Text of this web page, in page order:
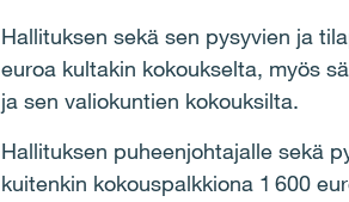
Hallituksen sekä sen pysyvien ja
euroa kultakin kokoukselta, myös
ja sen valiokuntien kokouksilta.
Hallituksen puheenjohtajalle sekä
kuitenkin kokouspalkkiona 1 600